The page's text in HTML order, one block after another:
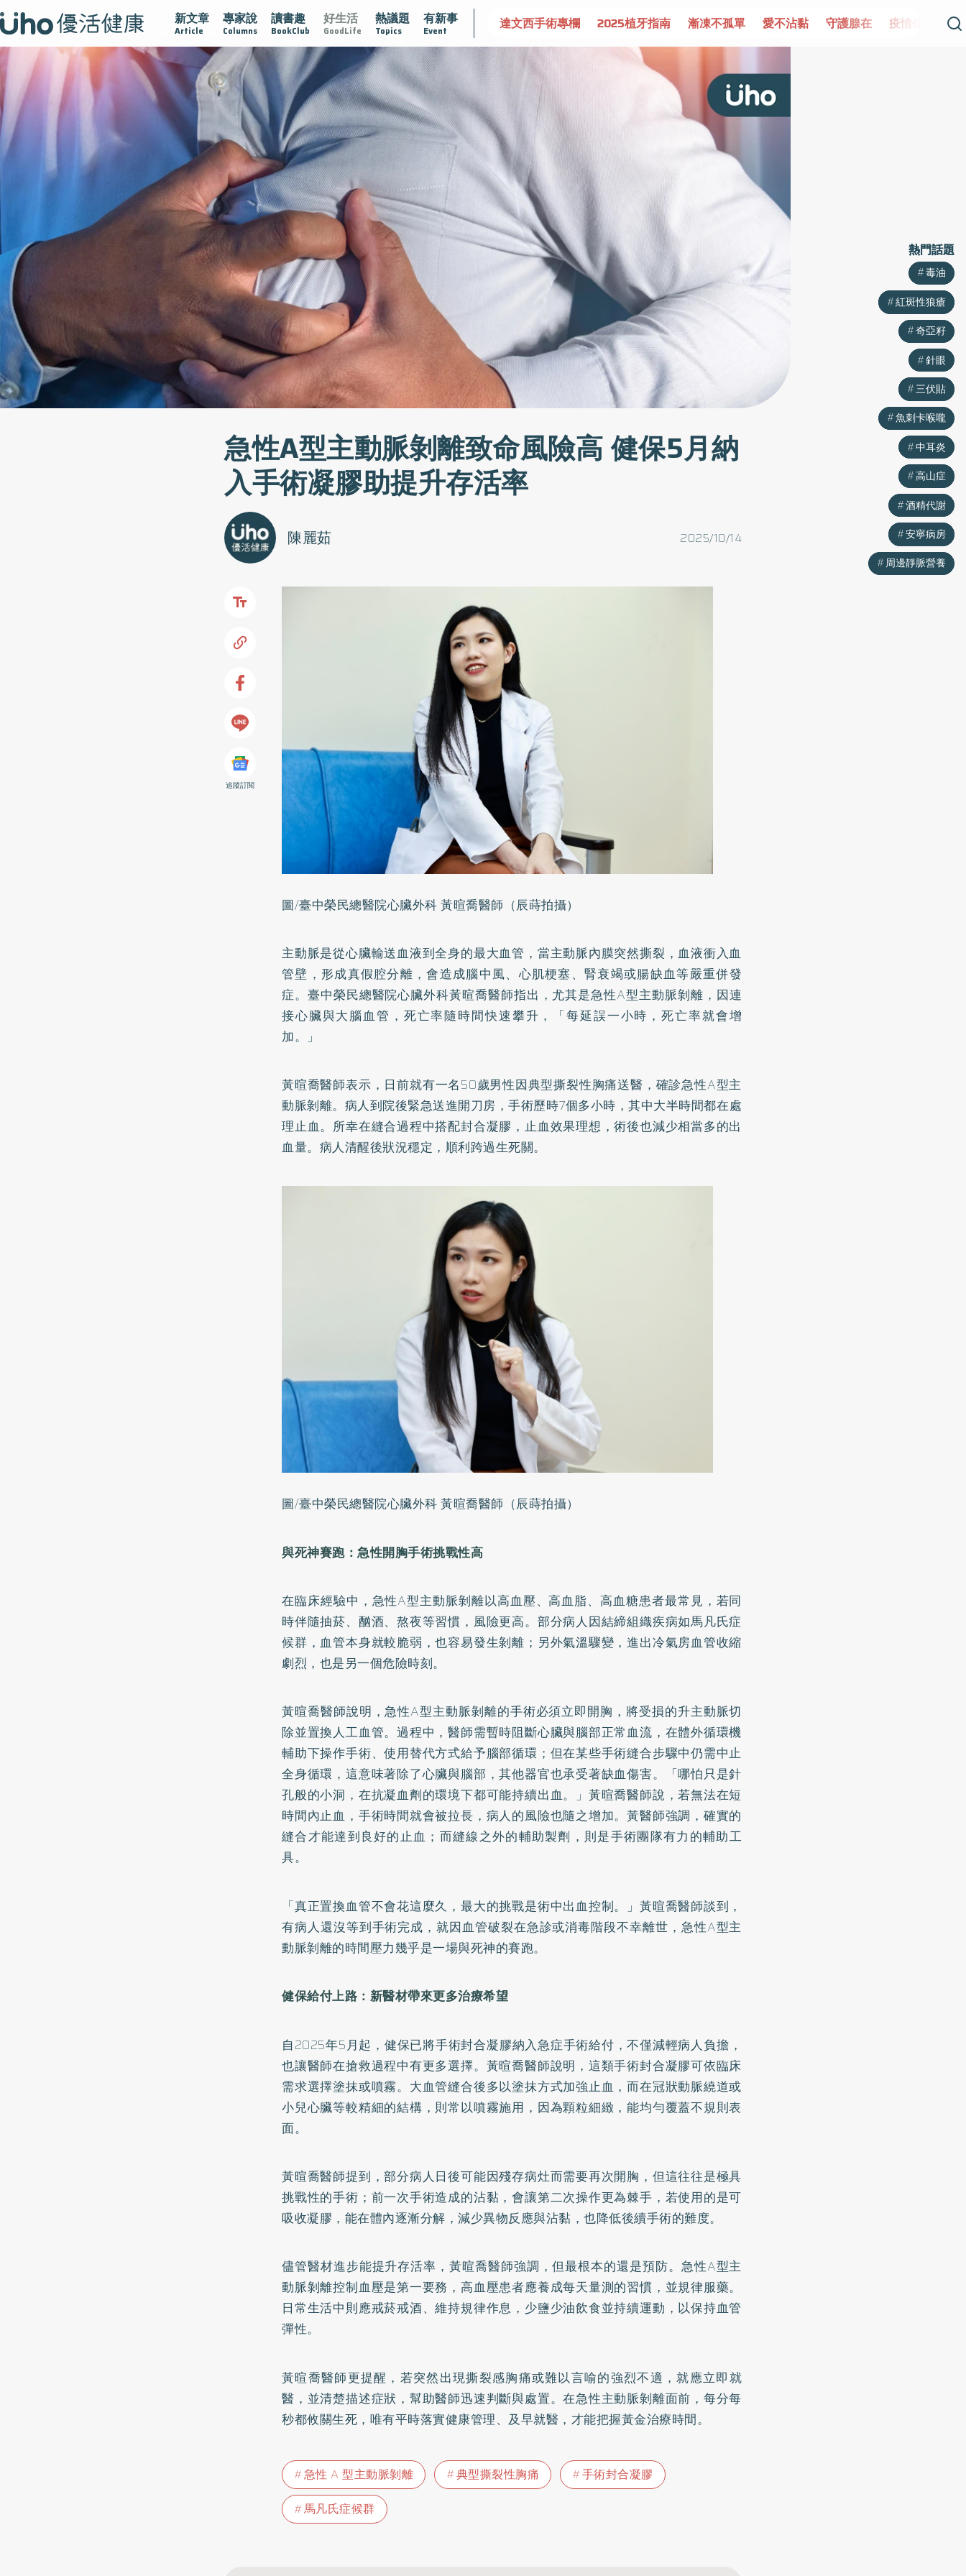
新文章
Article
專家說
Columns
讀書趣
BookClub
好生活
GoodLife
熱議題
Topics
有新事
Event
疫情保衛戰 再生醫學 愛的未來視 認識攝護腺肥大 守護骨骼健康 達文西手術專欄 2025植牙指南 漸凍不孤單 愛不沾黏 守護腺在 疫情保衛戰 再生醫學 愛的
急性A型主動脈剝離致命風險高 健保5月納
入手術凝膠助提升存活率
2025/10/14
陳麗茹
追蹤訂閱
圖/臺中榮民總醫院心臟外科 黃暄喬醫師（辰蒔拍攝）
主動脈是從心臟輸送血液到全身的最大血管，當主動脈內膜突然撕裂，血液衝入血
管壁，形成真假腔分離，會造成腦中風、心肌梗塞、腎衰竭或腸缺血等嚴重併發
症。臺中榮民總醫院心臟外科黃暄喬醫師指出，尤其是急性A型主動脈剝離，因連
接心臟與大腦血管，死亡率隨時間快速攀升，「每延誤一小時，死亡率就會增
加。」
黃暄喬醫師表示，日前就有一名50歲男性因典型撕裂性胸痛送醫，確診急性A型主
動脈剝離。病人到院後緊急送進開刀房，手術歷時7個多小時，其中大半時間都在處
理止血。所幸在縫合過程中搭配封合凝膠，止血效果理想，術後也減少相當多的出
血量。病人清醒後狀況穩定，順利跨過生死關。
圖/臺中榮民總醫院心臟外科 黃暄喬醫師（辰蒔拍攝）
與死神賽跑：急性開胸手術挑戰性高
在臨床經驗中，急性A型主動脈剝離以高血壓、高血脂、高血糖患者最常見，若同
時伴隨抽菸、酗酒、熬夜等習慣，風險更高。部分病人因結締組織疾病如馬凡氏症
候群，血管本身就較脆弱，也容易發生剝離；另外氣溫驟變，進出冷氣房血管收縮
劇烈，也是另一個危險時刻。
黃暄喬醫師說明，急性A型主動脈剝離的手術必須立即開胸，將受損的升主動脈切
除並置換人工血管。過程中，醫師需暫時阻斷心臟與腦部正常血流，在體外循環機
輔助下操作手術、使用替代方式給予腦部循環；但在某些手術縫合步驟中仍需中止
全身循環，這意味著除了心臟與腦部，其他器官也承受著缺血傷害。「哪怕只是針
孔般的小洞，在抗凝血劑的環境下都可能持續出血。」黃暄喬醫師說，若無法在短
時間內止血，手術時間就會被拉長，病人的風險也隨之增加。黃醫師強調，確實的
縫合才能達到良好的止血；而縫線之外的輔助製劑，則是手術團隊有力的輔助工
具。
「真正置換血管不會花這麼久，最大的挑戰是術中出血控制。」黃暄喬醫師談到，
有病人還沒等到手術完成，就因血管破裂在急診或消毒階段不幸離世，急性A型主
動脈剝離的時間壓力幾乎是一場與死神的賽跑。
健保給付上路：新醫材帶來更多治療希望
自2025年5月起，健保已將手術封合凝膠納入急症手術給付，不僅減輕病人負擔，
也讓醫師在搶救過程中有更多選擇。黃暄喬醫師說明，這類手術封合凝膠可依臨床
需求選擇塗抹或噴霧。大血管縫合後多以塗抹方式加強止血，而在冠狀動脈繞道或
小兒心臟等較精細的結構，則常以噴霧施用，因為顆粒細緻，能均勻覆蓋不規則表
面。
黃暄喬醫師提到，部分病人日後可能因殘存病灶而需要再次開胸，但這往往是極具
挑戰性的手術；前一次手術造成的沾黏，會讓第二次操作更為棘手，若使用的是可
吸收凝膠，能在體內逐漸分解，減少異物反應與沾黏，也降低後續手術的難度。
儘管醫材進步能提升存活率，黃暄喬醫師強調，但最根本的還是預防。急性A型主
動脈剝離控制血壓是第一要務，高血壓患者應養成每天量測的習慣，並規律服藥。
日常生活中則應戒菸戒酒、維持規律作息，少鹽少油飲食並持續運動，以保持血管
彈性。
黃暄喬醫師更提醒，若突然出現撕裂感胸痛或難以言喻的強烈不適，就應立即就
醫，並清楚描述症狀，幫助醫師迅速判斷與處置。在急性主動脈剝離面前，每分每
秒都攸關生死，唯有平時落實健康管理、及早就醫，才能把握黃金治療時間。
急性 A 型主動脈剝離 典型撕裂性胸痛
手術封合凝膠
馬凡氏症候群
熱門話題
毒油
紅斑性狼瘡
奇亞籽
針眼
三伏貼
魚刺卡喉嚨
中耳炎
高山症
酒精代謝
安寧病房
周邊靜脈營養
熱門話題
毒油
紅斑性狼瘡
奇亞籽
針眼
三伏貼
魚刺卡喉嚨
中耳炎
高山症
酒精代謝
安寧病房
周邊靜脈營養